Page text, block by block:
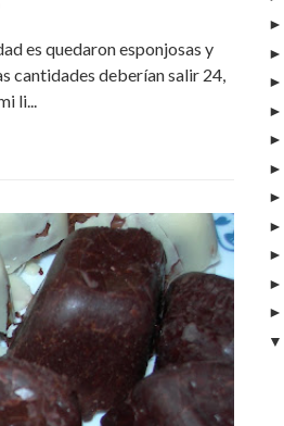
es quedaron esponjosas y
cantidades deberían salir 24,
li...
►
►
►
►
►
►
►
►
►
►
►
▼